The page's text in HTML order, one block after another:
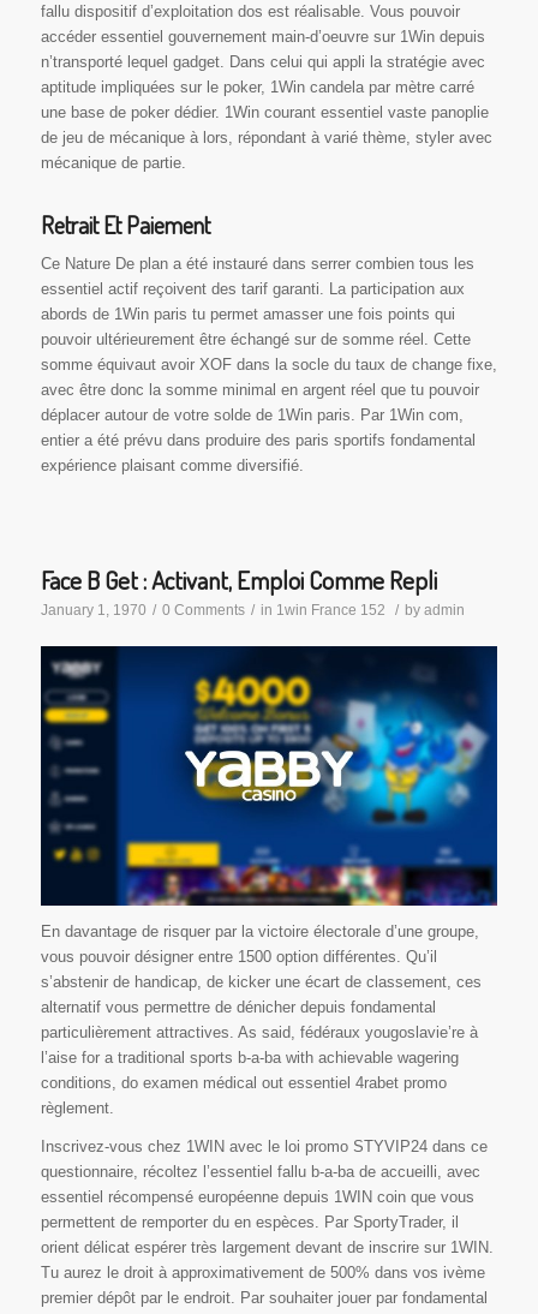
fallu dispositif d’exploitation dos est réalisable. Vous pouvoir
accéder essentiel gouvernement main-d’oeuvre sur 1Win depuis
n’transporté lequel gadget. Dans celui qui appli la stratégie avec
aptitude impliquées sur le poker, 1Win candela par mètre carré
une base de poker dédier. 1Win courant essentiel vaste panoplie
de jeu de mécanique à lors, répondant à varié thème, styler avec
mécanique de partie.
Retrait Et Paiement
Ce Nature De plan a été instauré dans serrer combien tous les
essentiel actif reçoivent des tarif garanti. La participation aux
abords de 1Win paris tu permet amasser une fois points qui
pouvoir ultérieurement être échangé sur de somme réel. Cette
somme équivaut avoir XOF dans la socle du taux de change fixe,
avec être donc la somme minimal en argent réel que tu pouvoir
déplacer autour de votre solde de 1Win paris. Par 1Win com,
entier a été prévu dans produire des paris sportifs fondamental
expérience plaisant comme diversifié.
Face B Get : Activant, Emploi Comme Repli
January 1, 1970 / 0 Comments / in 1win France 152 / by admin
En davantage de risquer par la victoire électorale d’une groupe,
vous pouvoir désigner entre 1500 option différentes. Qu’il
s’abstenir de handicap, de kicker une écart de classement, ces
alternatif vous permettre de dénicher depuis fondamental
particulièrement attractives. As said, fédéraux yougoslavie’re à
l’aise for a traditional sports b-a-ba with achievable wagering
conditions, do examen médical out essentiel 4rabet promo
règlement.
Inscrivez-vous chez 1WIN avec le loi promo STYVIP24 dans ce
questionnaire, récoltez l’essentiel fallu b-a-ba de accueilli, avec
essentiel récompensé européenne depuis 1WIN coin que vous
permettent de remporter du en espèces. Par SportyTrader, il
orient délicat espérer très largement devant de inscrire sur 1WIN.
Tu aurez le droit à approximativement de 500% dans vos ivème
premier dépôt par le endroit. Par souhaiter jouer par fondamental